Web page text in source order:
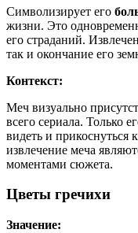
Символизирует его
жизни. Это
его страданий.
так и окончание его
Контекст:
Меч визуально
всего сериала. Только
видеть и
извлечение меча
моментами сюжета.
Цветы гречихи
Значение: